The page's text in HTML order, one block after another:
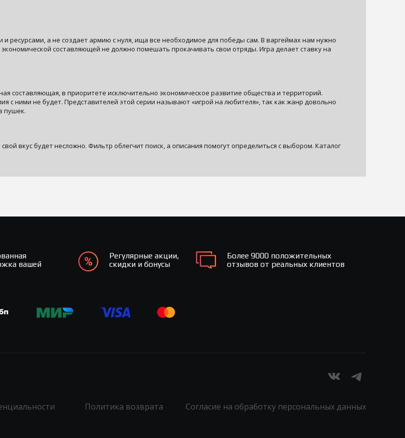
и ресурсами, а не создает армию с нуля, ища все необходимое для победы сам. В варгеймах нам нужно
составляющей не должно помешать прокачивать свои отряды. Игра делает ставку на
составляющая, в приоритете исключительно экономическое развитие общества и территорий.
с ними не будет. Представителей этой серии называют «игрой на любителя», так как жанр довольно
пушек.
вкус будет несложно. Фильтр облегчит поиск, а описания помогут определиться с выбором. Каталог
вашей
Регулярные акции,
скидки и бонусы
Более 9000 положительных
отзывов от реальных клиентов
Политика возврата Согласие на обработку персональных данных